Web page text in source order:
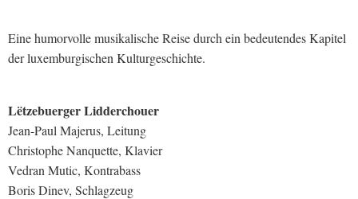
Eine humorvolle musikalische Reise durch ein bedeutendes Kapitel
der luxemburgischen Kulturgeschichte.
Lëtzebuerger Lidderchouer
Jean-Paul Majerus, Leitung
Christophe Nanquette, Klavier
Vedran Mutic, Kontrabass
Boris Dinev, Schlagzeug